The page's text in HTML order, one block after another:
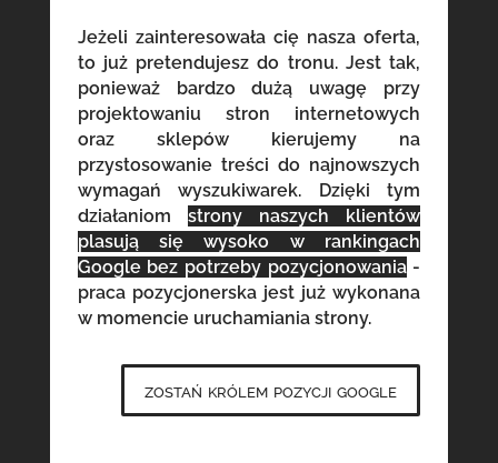
Jeżeli zainteresowała cię nasza oferta,
to już pretendujesz do tronu. Jest tak,
ponieważ bardzo dużą uwagę przy
projektowaniu stron internetowych
oraz sklepów kierujemy na
przystosowanie treści do najnowszych
wymagań wyszukiwarek. Dzięki tym
działaniom strony naszych klientów
plasują się wysoko w rankingach
Google bez potrzeby pozycjonowania-
praca pozycjonerska jest już wykonana
w momencie uruchamiania strony.
zostań królem pozycji google